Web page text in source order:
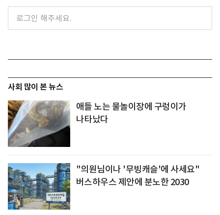
사회 많이 본 뉴스
애들 노는 물놀이장에 구렁이가
나타났다
"의원님이나 '무빙캐슬'에 사세요"
버스하우스 제안에 분노한 2030